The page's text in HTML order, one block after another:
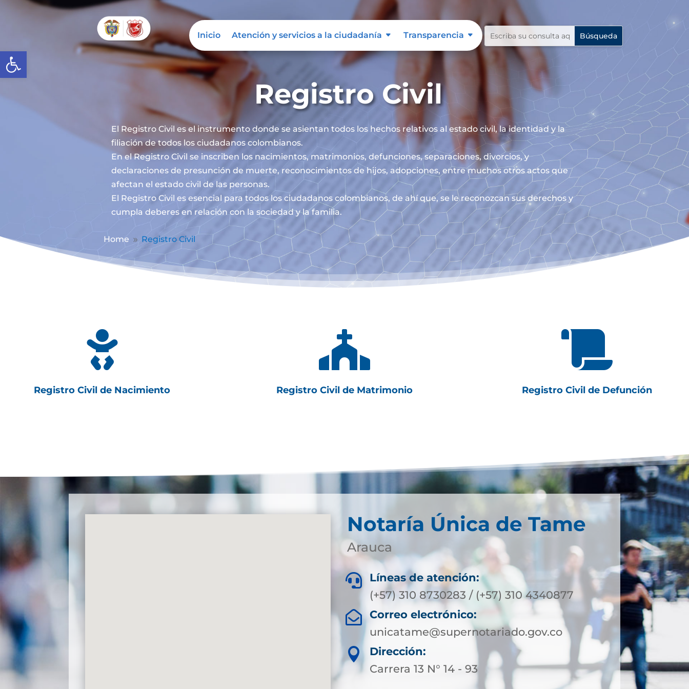
Abrir barra de herramientas
Inicio Atención y servicios a la ciudadanía Transparencia
Registro Civil
El Registro Civil es el instrumento donde se asientan todos los hechos relativos al estado civil, la identidad y la
filiación de todos los ciudadanos colombianos.
En el Registro Civil se inscriben los nacimientos, matrimonios, defunciones, separaciones, divorcios, y
declaraciones de presunción de muerte, reconocimientos de hijos, adopciones, entre muchos otros actos que
afectan el estado civil de las personas.
El Registro Civil es esencial para todos los ciudadanos colombianos, de ahí que, se le reconozcan sus derechos y
cumpla deberes en relación con la sociedad y la familia.
Home 9 Registro Civil

Registro Civil de Nacimiento

Registro Civil de Matrimonio

Registro Civil de Defunción
Notaría Única de Tame
Arauca

Líneas de atención:
(+57) 310 8730283 / (+57) 310 4340877
 Correo electrónico:
unicatame@supernotariado.gov.co

Dirección:
Carrera 13 N° 14 - 93